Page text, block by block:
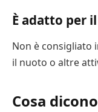
È adatto per
Non è consigliato
il nuoto o altre
Cosa